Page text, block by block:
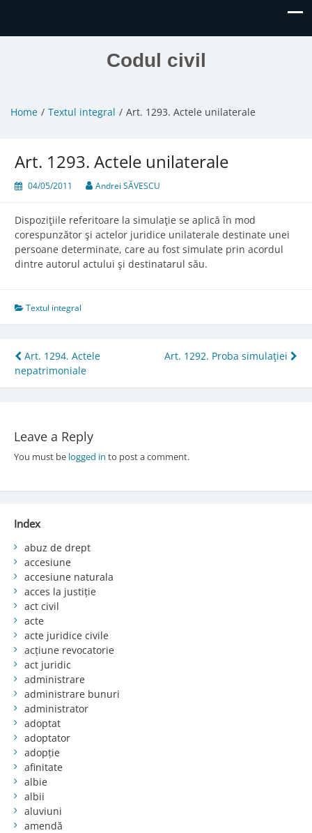
Codul civil
Home Textul integral Art. 1293. Actele unilaterale
Art. 1293. Actele unilaterale
04/05/2011 Andrei SĂVESCU
Dispoziţiile referitoare la simulaţie se aplică în mod
corespunzător şi actelor juridice unilaterale destinate unei
persoane determinate, care au fost simulate prin acordul
dintre autorul actului şi destinatarul său.
Textul integral
Post
navigation
Art. 1294. Actele
nepatrimoniale
Art. 1292. Proba simulaţiei
Leave a Reply
You must be logged in to post a comment.
Index
abuz de drept
accesiune
accesiune naturala
acces la justiție
act civil
acte
acte juridice civile
acțiune revocatorie
act juridic
administrare
administrare bunuri
administrator
adoptat
adoptator
adopție
afinitate
albie
albii
aluviuni
amendă